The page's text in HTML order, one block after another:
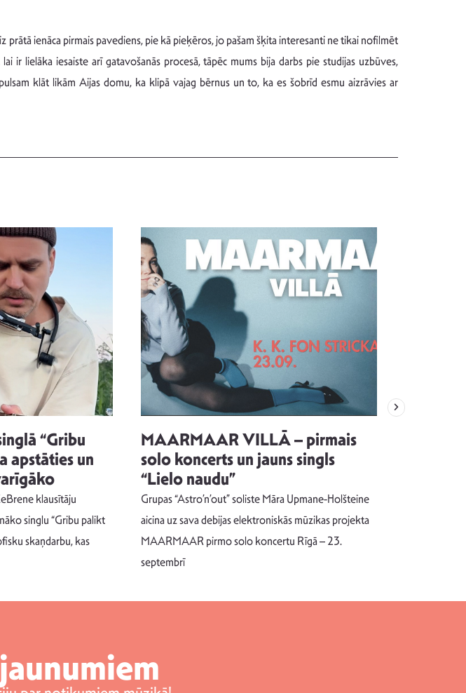
prātā ienāca pirmais pavediens, pie kā pieķēros, jo pašam šķita interesanti ne tikai nofilmēt
ir lielāka iesaiste arī gatavošanās procesā, tāpēc mums bija darbs pie studijas uzbūves,
klāt likām Aijas domu, ka klipā vajag bērnus un to, ka es šobrīd esmu aizrāvies ar
“Gribu
apstāties un
klausītāju
singlu “Gribu palikt
skaņdarbu, kas
MAARMAAR VILLĀ – pirmais
solo koncerts un jauns singls
“Lielo naudu”
Grupas “Astro’n’out” soliste Māra Upmane-Holšteine
aicina uz sava debijas elektroniskās mūzikas projekta
MAARMAAR pirmo solo koncertu Rīgā – 23.
septembrī